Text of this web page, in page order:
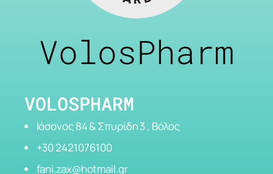
VolosPharm
VOLOSPHARM
Ιάσονος 84 & Σπυρίδη 3 , Βόλος
+30 2421076100
fani.zax@hotmail.gr